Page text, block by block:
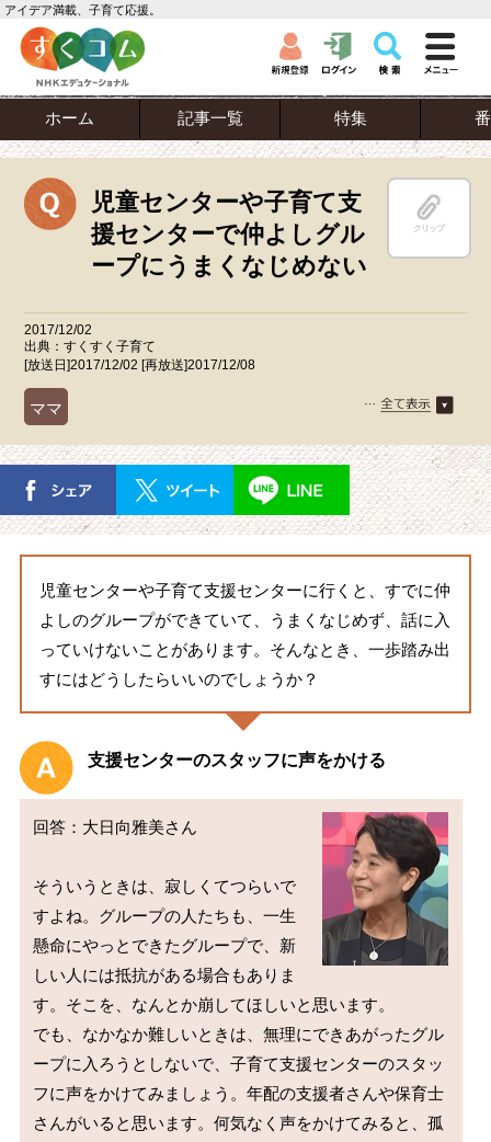
アイデア満載、子育て応援。
ホーム 記事一覧 特集
児童センターや子育て支
援センターで仲よしグル
ープにうまくなじめない
クリップ
2017/12/02
出典：すくすく子育て
[放送日]2017/12/02 [再放送]2017/12/08
ママ
児童センターや子育て支援センターに行くと、すでに仲
よしのグループができていて、うまくなじめず、話に入
っていけないことがあります。そんなとき、一歩踏み出
すにはどうしたらいいのでしょうか？
支援センターのスタッフに声をかける
回答：大日向雅美さん
そういうときは、寂しくてつらいで
すよね。グループの人たちも、一生
懸命にやっとできたグループで、新
しい人には抵抗がある場合もありま
す。そこを、なんとか崩してほしいと思います。
でも、なかなか難しいときは、無理にできあがったグル
ープに入ろうとしないで、子育て支援センターのスタッ
フに声をかけてみましょう。年配の支援者さんや保育士
さんがいると思います。何気なく声をかけてみると、孤